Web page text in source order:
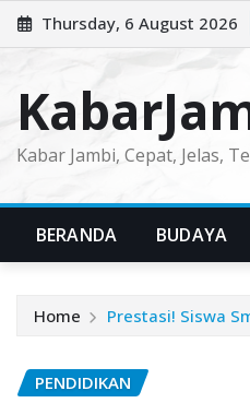
Skip
to
Thursday, 6 August 2026
Kabar Jambi, Cepat, Jelas,
BERANDA BUDAYA
Home Prestasi! Siswa
PENDIDIKAN